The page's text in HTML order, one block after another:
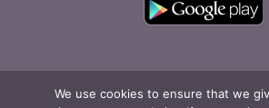
We use cookies to ensure that we